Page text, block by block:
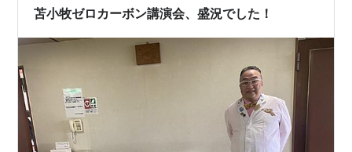
ありません。 …
苫小牧ゼロカーボン講演会、盛況でした！